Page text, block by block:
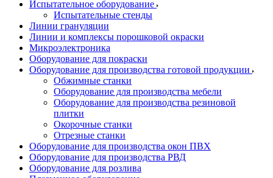
Испытательное оборудование
Испытательные стенды
Линии грануляции
Линии и комплексы порошковой окраски
Микроэлектроника
Оборудование для покраски
Оборудование для производства готовой продукции
Обжимные станки
Оборудование для производства мебели
Оборудование для производства резиновой
плитки
Окорочные станки
Отрезные станки
Оборудование для производства окон ПВХ
Оборудование для производства РВД
Оборудование для розлива